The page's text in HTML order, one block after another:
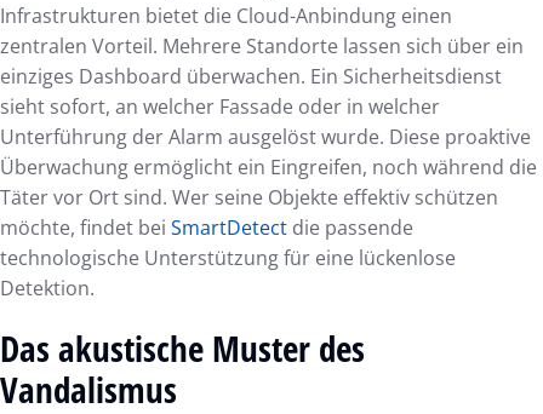
Infrastrukturen bietet die Cloud-Anbindung einen
zentralen Vorteil. Mehrere Standorte lassen sich über ein
einziges Dashboard überwachen. Ein Sicherheitsdienst
sieht sofort, an welcher Fassade oder in welcher
Unterführung der Alarm ausgelöst wurde. Diese proaktive
Überwachung ermöglicht ein Eingreifen, noch während die
Täter vor Ort sind. Wer seine Objekte effektiv schützen
möchte, findet bei SmartDetect die passende
technologische Unterstützung für eine lückenlose
Detektion.
Das akustische Muster des
Vandalismus